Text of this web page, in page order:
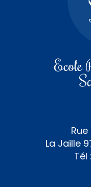
Ecole
La Jaille
Tél :